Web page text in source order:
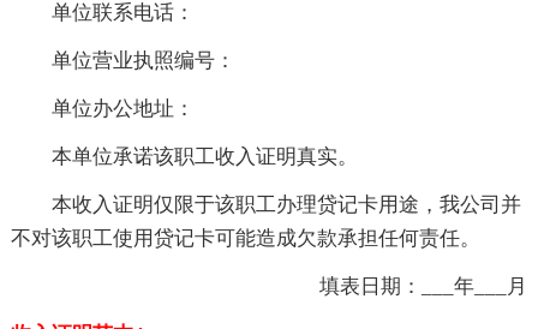
单位联系电话：
单位营业执照编号：
单位办公地址：
本单位承诺该职工收入证明真实。
本收入证明仅限于该职工办理贷记卡用途，我公司并
不对该职工使用贷记卡可能造成欠款承担任何责任。
填表日期：___年___月